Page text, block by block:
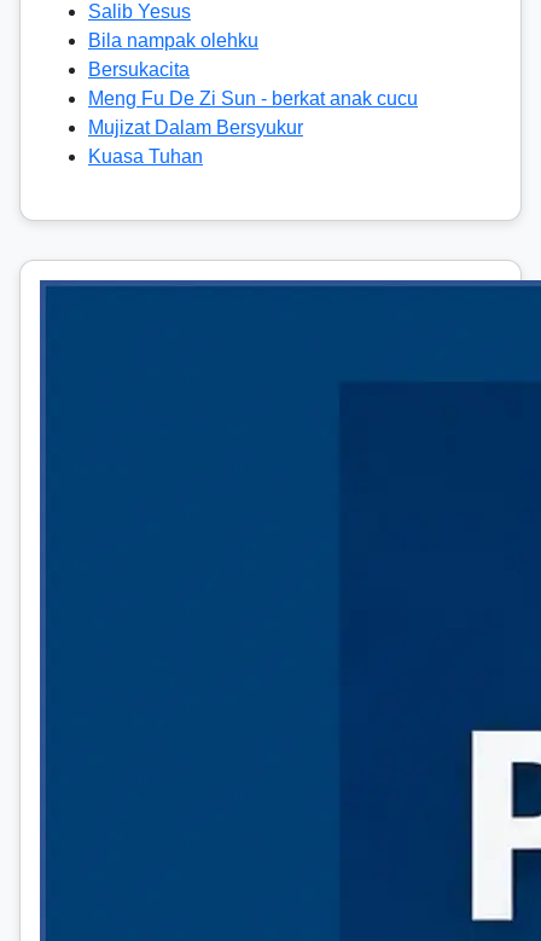
Salib Yesus
Bila nampak olehku
Bersukacita
Meng Fu De Zi Sun - berkat anak cucu
Mujizat Dalam Bersyukur
Kuasa Tuhan